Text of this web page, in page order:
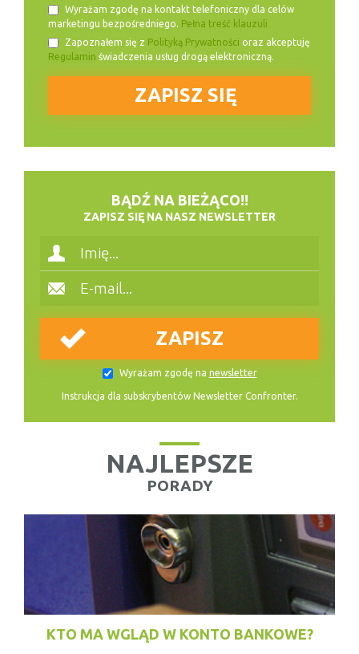
Wyrażam zgodę na kontakt telefoniczny dla celów
marketingu bezpośredniego. Pełna treść klauzuli
Zapoznałem się z Polityką Prywatności oraz akceptuję
Regulamin świadczenia usług drogą elektroniczną.
BĄDŹ NA BIEŻĄCO!!
ZAPISZ SIĘ NA NASZ NEWSLETTER
Wyrażam zgodę na newsletter
Instrukcja dla subskrybentów Newsletter Confronter.
NAJLEPSZE
PORADY
KTO MA WGLĄD W KONTO BANKOWE?